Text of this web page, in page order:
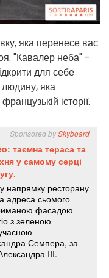
яка перенесе вас
"Кавалер неба" -
для себе
людину, яка
історії.